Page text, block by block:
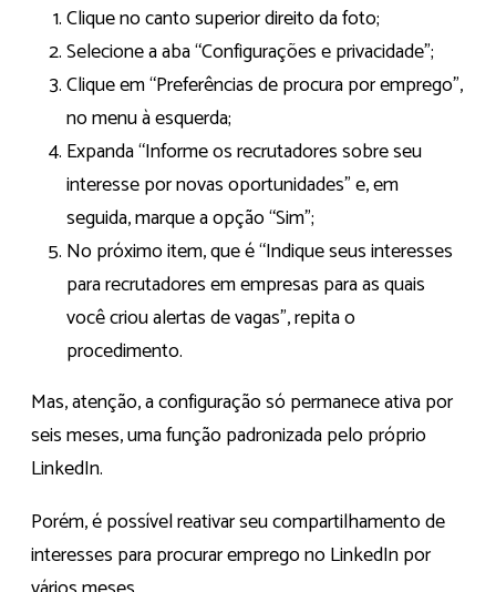
Clique no canto superior direito da foto;
Selecione a aba “Configurações e privacidade”;
Clique em “Preferências de procura por emprego”,
no menu à esquerda;
Expanda “Informe os recrutadores sobre seu
interesse por novas oportunidades” e, em
seguida, marque a opção “Sim”;
No próximo item, que é “Indique seus interesses
para recrutadores em empresas para as quais
você criou alertas de vagas”, repita o
procedimento.
Mas, atenção, a configuração só permanece ativa por
seis meses, uma função padronizada pelo próprio
LinkedIn.
Porém, é possível reativar seu compartilhamento de
interesses para procurar emprego no LinkedIn por